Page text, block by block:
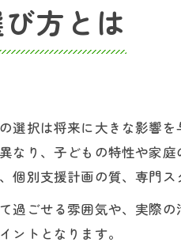
方とは
択は将来に大きな影響を
り、子どもの特性や家庭
別支援計画の質、専門
ごせる雰囲気や、実際の
ントとなります。